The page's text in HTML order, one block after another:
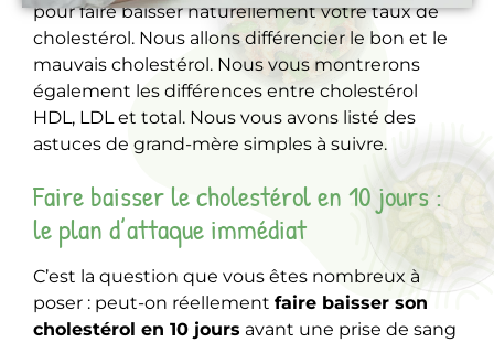
pour faire baisser naturellement votre taux de
cholestérol. Nous allons différencier le bon et le
mauvais cholestérol. Nous vous montrerons
également les différences entre cholestérol
HDL, LDL et total. Nous vous avons listé des
astuces de grand-mère simples à suivre.
Faire baisser le cholestérol en 10 jours :
le plan d’attaque immédiat
C’est la question que vous êtes nombreux à
poser : peut-on réellement faire baisser son
cholestérol en 10 jours avant une prise de sang